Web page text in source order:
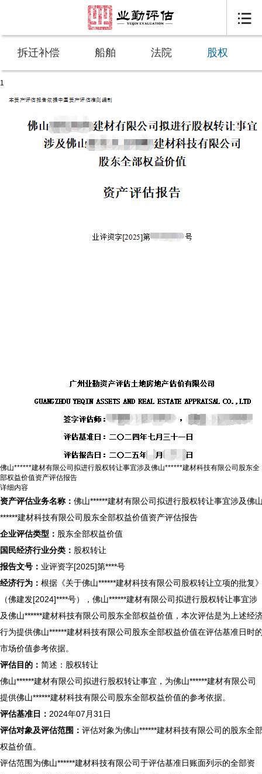

拆迁补偿 船舶 法院 股权
1
佛山******建材有限公司拟进行股权转让事宜涉及佛山******建材科技有限公司股东全
部权益价值资产评估报告
详细内容
资产评估业务名称： 佛山******建材有限公司拟进行股权转让事宜涉及佛
******建材科技有限公司股东全部权益价值资产评估报告
企业评估类型： 股东全部权益价值
国民经济行业分类： 股权转让
报告文号： 业评资字[2025]第****号
经济行为： 根据《关于佛山******建材科技有限公司股权转让立项的批复
（佛建发[2024]****号），佛山******建材有限公司拟进行股权转让事宜涉
及佛山******建材科技有限公司股东全部权益价值，本次评估是为上述经
行为提供佛山******建材科技有限公司股东全部权益价值在评估基准日时
市场价值参考依据。
评估目的： 简述：股权转让
佛山******建材有限公司拟进行股权转让事宜，为佛山******建材有限公司
提供佛山******建材科技有限公司股东全部权益价值的参考依据。
评估基准日： 2024年07月31日
评估对象及评估范围： 评估对象为佛山******建材科技有限公司的股东全
权益价值。
评估范围为佛山******建材科技有限公司于评估基准日账面列示的全部资